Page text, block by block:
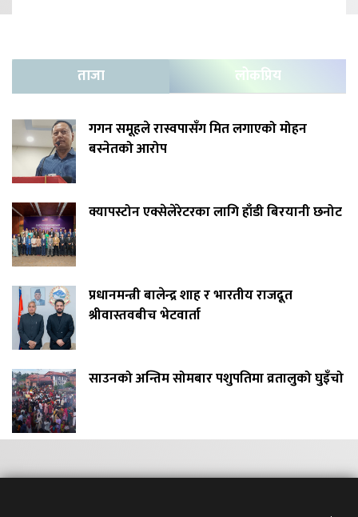
ताजा लोकप्रिय
गगन समूहले रास्वपासँग मित लगाएको मोहन
बस्नेतको आरोप
क्यापस्टोन एक्सेलेरेटरका लागि हाँडी बिरयानी छनोट
प्रधानमन्त्री बालेन्द्र शाह र भारतीय राजदूत
श्रीवास्तवबीच भेटवार्ता
साउनको अन्तिम सोमबार पशुपतिमा व्रतालुको घुइँचो